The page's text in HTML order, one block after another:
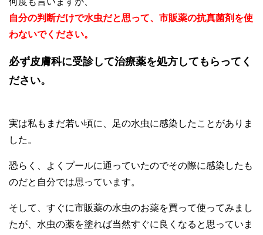
自分の判断だけで水虫だと思って、市販薬の抗真菌剤を使
わないでください。
必ず皮膚科に受診して治療薬を処方してもらってく
ださい。
実は私もまだ若い頃に、足の水虫に感染したことがありま
した。
恐らく、よくプールに通っていたのでその際に感染したも
のだと自分では思っています。
そして、すぐに市販薬の水虫のお薬を買って使ってみまし
たが、水虫の薬を塗れば当然すぐに良くなると思っていま